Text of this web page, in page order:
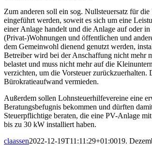
Zum anderen soll ein sog. Nullsteuersatz für die
eingeführt werden, soweit es sich um eine
einer Anlage handelt und die Anlage auf oder
(Privat-)Wohnungen und öffentlichen und
dem Gemeinwohl dienend genutzt werden,
Betreiber wird bei der Anschaffung nicht mehr
belastet und muss nicht mehr auf die
verzichten, um die Vorsteuer zurückzuerhalten.
Bürokratieaufwand vermieden.
Außerdem sollen Lohnsteuerhilfevereine eine
Beratungsbefugnis bekommen und dürften
Steuerpflichtige beraten, die eine PV-Anlage
bis zu 30 kW installiert haben.
claassen2022-12-19T11:11:29+01:0019.